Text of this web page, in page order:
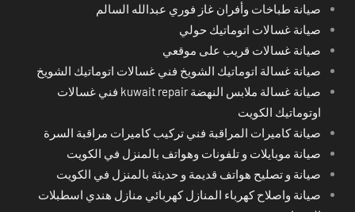
صيانة طباخات وأفران غاز فوري عبدالله السالم
صيانة غسالات اتوماتيك حولي
صيانة غسالات قريب على موقعي
صيانة غسالة اتوماتيك الشويخ فني غسالات اتوماتيك الشويخ
صيانة غسالة ملابس النهضة kuwait repair فني غسالات
اوتوماتيك الكويت
صيانة كاميرات المراقبة فني تركيب كاميرات مراقبة السرة
صيانة موبايلات و تلفونات وهواتف بالمنزل في الكويت
صيانة و تصليح هواتف قديمة و حديثة بالمنزل في الكويت
صيانة واصلاح كهرباء المنازل كهربائي منازل هندي اسطبلات